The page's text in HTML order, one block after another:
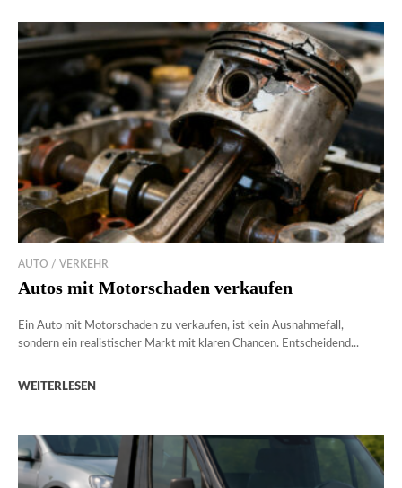
AUTO / VERKEHR
Autos mit Motorschaden verkaufen
Ein Auto mit Motorschaden zu verkaufen, ist kein Ausnahmefall,
sondern ein realistischer Markt mit klaren Chancen. Entscheidend...
WEITERLESEN